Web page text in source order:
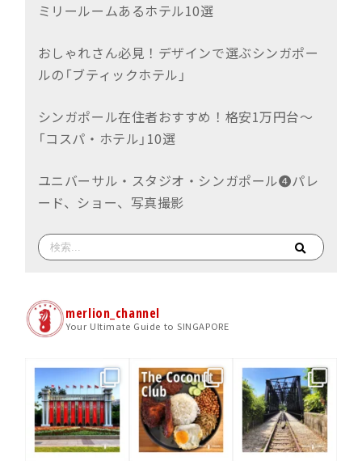
ミリールームあるホテル10選
おしゃれさん必見！デザインで選ぶシンガポー
ルの「ブティックホテル」
シンガポール在住者おすすめ！格安1万円台〜
「コスパ・ホテル」10選
ユニバーサル・スタジオ・シンガポール❹パレ
ード、ショー、写真撮影
merlion_channel
Your Ultimate Guide to SINGAPORE